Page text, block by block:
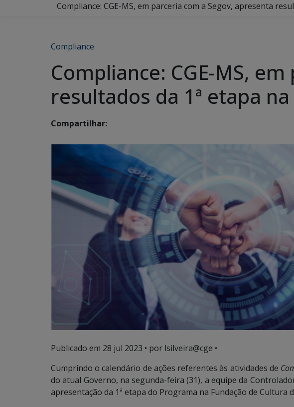
Compliance: CGE-MS, em parceria com a Segov, apresenta
Compliance
Compliance: CGE-MS,
resultados da 1ª etapa
Compartilhar:
Publicado em 28 jul 2023 • por lsilveira@cge •
Cumprindo o calendário de ações referentes às atividades de
do atual Governo, na segunda-feira (31), a equipe da
apresentação da 1ª etapa do Programa na Fundação de Cultura